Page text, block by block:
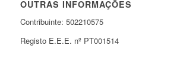
OUTRAS INFORMAÇÕES
Contribuinte: 502210575
Registo E.E.E. nº PT001514